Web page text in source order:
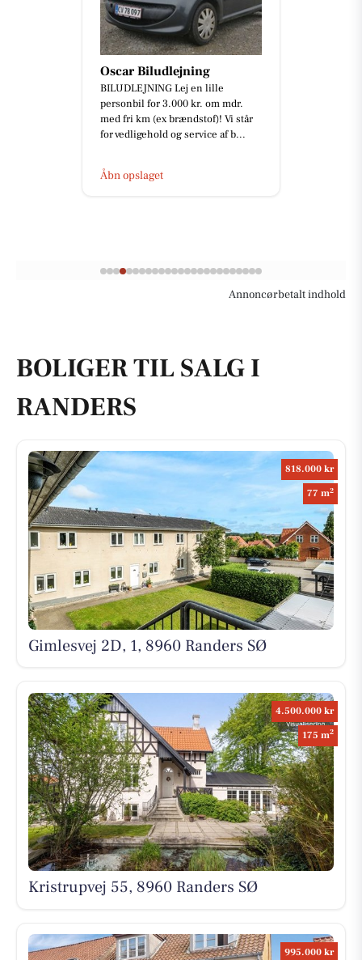
Oscar Biludlejning
BILUDLEJNING Lej en lille
personbil for 3.000 kr. om mdr.
med fri km (ex brændstof)! Vi står
for vedligehold og service af b...
Åbn opslaget
Annoncørbetalt indhold
BOLIGER TIL SALG I
RANDERS
818.000 kr
77 m2
Gimlesvej 2D, 1, 8960 Randers SØ
4.500.000 kr
175 m2
Kristrupvej 55, 8960 Randers SØ
995.000 kr